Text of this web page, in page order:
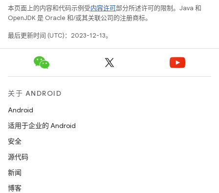
本页面上的内容和代码示例受内容许可部分所述许可的限制。Java 和
OpenJDK 是 Oracle 和/或其关联公司的注册商标。
最后更新时间 (UTC)：2023-12-13。
关于 ANDROID
Android
适用于企业的 Android
安全
源代码
新闻
博客